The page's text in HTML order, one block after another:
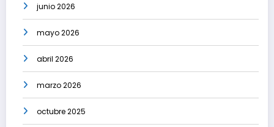
junio 2026
mayo 2026
abril 2026
marzo 2026
octubre 2025